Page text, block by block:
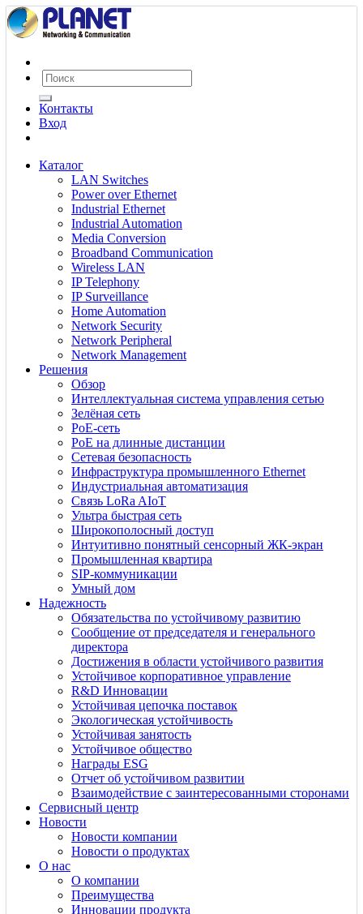
Контакты
Вход
Каталог
LAN Switches
Power over Ethernet
Industrial Ethernet
Industrial Automation
Media Conversion
Broadband Communication
Wireless LAN
IP Telephony
IP Surveillance
Home Automation
Network Security
Network Peripheral
Network Management
Решения
Обзор
Интеллектуальная система управления сетью
Зелёная сеть
PoE-сеть
PoE на длинные дистанции
Сетевая безопасность
Инфраструктура промышленного Ethernet
Индустриальная автоматизация
Связь LoRa AIoT
Ультра быстрая сеть
Широкополосный доступ
Интуитивно понятный сенсорный ЖК-экран
Промышленная квартира
SIP-коммуникации
Умный дом
Надежность
Обязательства по устойчивому развитию
Сообщение от председателя и генерального
директора
Достижения в области устойчивого развития
Устойчивое корпоративное управление
R&D Инновации
Устойчивая цепочка поставок
Экологическая устойчивость
Устойчивая занятость
Устойчивое общество
Награды ESG
Отчет об устойчивом развитии
Взаимодействие с заинтересованными сторонами
Сервисный центр
Новости
Новости компании
Новости о продуктах
О нас
О компании
Преимущества
Инновации продукта